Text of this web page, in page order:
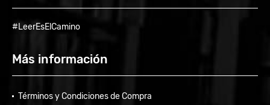
#LeerEsElCamino
Más información
Términos y Condiciones de Compra